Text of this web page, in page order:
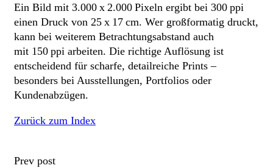
Ein Bild mit 3.000 x 2.000 Pixeln ergibt bei 300 ppi
einen Druck von 25 x 17 cm. Wer großformatig druckt,
kann bei weiterem Betrachtungsabstand auch
mit 150 ppi arbeiten. Die richtige Auflösung ist
entscheidend für scharfe, detailreiche Prints –
besonders bei Ausstellungen, Portfolios oder
Kundenabzügen.
Zurück zum Index
Prev post